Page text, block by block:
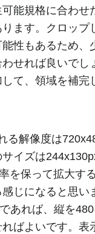
能規格に合わせ
ます。クロップ
性もあるため、
せれば良いでし
て、領域を補完
る解像度は
イズは
を保って拡大す
じになると思い
あれば、縦を
ばよいです。表